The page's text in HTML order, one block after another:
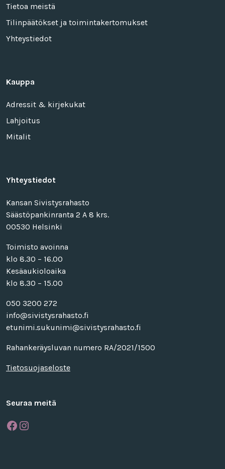
Tietoa meistä
Tilinpäätökset ja toimintakertomukset
Yhteystiedot
Kauppa
Adressit & kirjekukat
Lahjoitus
Mitalit
Yhteystiedot
Kansan Sivistysrahasto
Säästöpankinranta 2 A 8 krs.
00530 Helsinki
Toimisto avoinna
klo 8.30 – 16.00
Kesäaukioloaika
klo 8.30 – 15.00
050 3200 272
info@sivistysrahasto.fi
etunimi.sukunimi@sivistysrahasto.fi
Rahankeräysluvan numero RA/2021/1500
Tietosuojaseloste
Seuraa meitä
Facebook
Instagram